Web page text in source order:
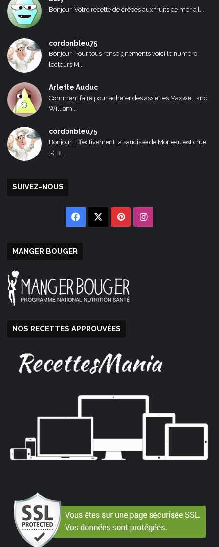
Bonjour, Votre recette de crêpes aux fruits de mer a l...
cordonbleu75
Bonjour, Pour tous renseignements voici le numéro
lecteurs M...
Arlette Auduc
Comment faire pour acheter des assiettes Maxwell and
William...
cordonbleu75
Bonjour, Effectivement la saucisse de Morteau est crue
:-) B...
SUIVEZ-NOUS
Facebook PinterestInstagram
MANGER BOUGER
NOS RECETTES APPROUVÉES